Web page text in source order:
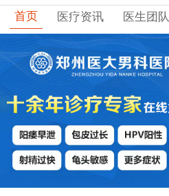
首页 医疗资讯 医生团队